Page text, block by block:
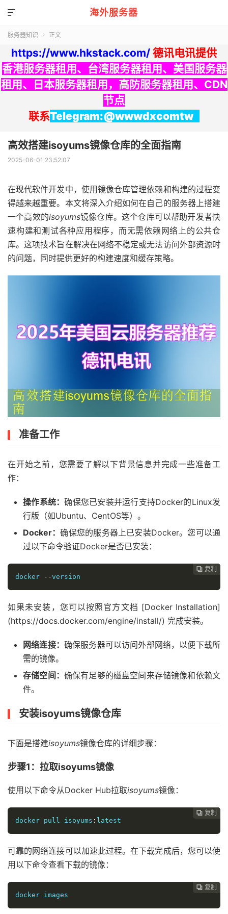
海外服务器

服务器知识  正文
https://www.hkstack.com/ 德讯电讯提供
香港服务器租用、 台湾服务器租用、 美国服务器
租用、 日本服务器租用 ， 高防服务器租用、 CDN
节点
联系Telegram:@wwwdxcomtw
高效搭建isoyums镜像仓库的全面指南
2025-06-01 23:52:07
在现代软件开发中，使用镜像仓库管理依赖和构建的过程变
得越来越重要。本文将深入介绍如何在自己的服务器上搭建
一个高效的isoyums镜像仓库。这个仓库可以帮助开发者快
速构建和测试各种应用程序，而无需依赖网络上的公共仓
库。这项技术旨在解决在网络不稳定或无法访问外部资源时
的问题，同时提供更好的构建速度和缓存策略。
准备工作
在开始之前，您需要了解以下背景信息并完成一些准备工
作：
操作系统：确保您已安装并运行支持Docker的Linux发
行版（如Ubuntu、CentOS等）。
Docker：确保您的服务器上已安装Docker。您可以通
过以下命令验证Docker是否已安装：
 复制
 复制
 复制
 复制
 复制
 复制
 复制
 复制
 复制
docker
--version
如果未安装，您可以按照官方文档 [Docker Installation]
(https://docs.docker.com/engine/install/) 完成安装。
网络连接： 确保服务器可以访问外部网络，以便下载所
需的镜像。
存储空间： 确保有足够的磁盘空间来存储镜像和依赖文
件。
安装isoyums镜像仓库
下面是搭建isoyums镜像仓库的详细步骤：
步骤1：拉取isoyums镜像
使用以下命令从Docker Hub拉取isoyums镜像：
 复制
 复制
 复制
 复制
 复制
 复制
 复制
 复制
docker pull isoyums : latest
可靠的网络连接可以加速此过程。在下载完成后，您可以使
用以下命令查看下载的镜像：
 复制
 复制
 复制
 复制
 复制
 复制
 复制
docker images